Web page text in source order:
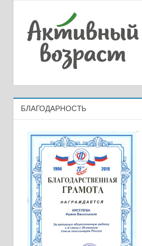
БЛАГОДАРНОСТЬ